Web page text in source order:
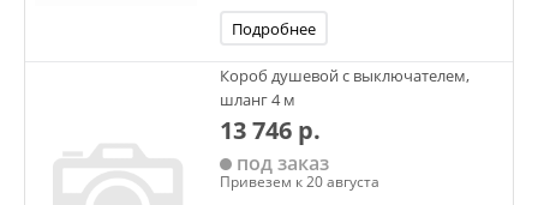
Подробнее
Короб душевой с выключателем,
шланг 4 м
13 746 р.
под заказ
Привезем к 20 августа